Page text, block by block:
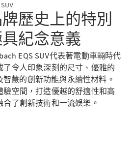
歷史上的特別
紀念意義
EQS SUV代表著電動車輛時代
了令人印象深刻的尺寸、優雅的
慧的創新功能與永續性材料。
驗空間，打造優越的舒適性和高
了創新技術和一流娛樂。